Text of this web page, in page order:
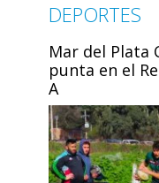
DEPORTES
Mar del Plata
punta en el
A